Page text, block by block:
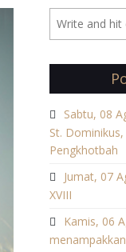
Sabtu, 08
St.
Pengkhotbah
Jumat, 07
XVIII
Kamis, 06